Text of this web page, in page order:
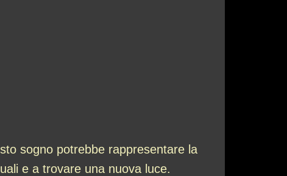
sogno potrebbe rappresentare la
e a trovare una nuova luce.